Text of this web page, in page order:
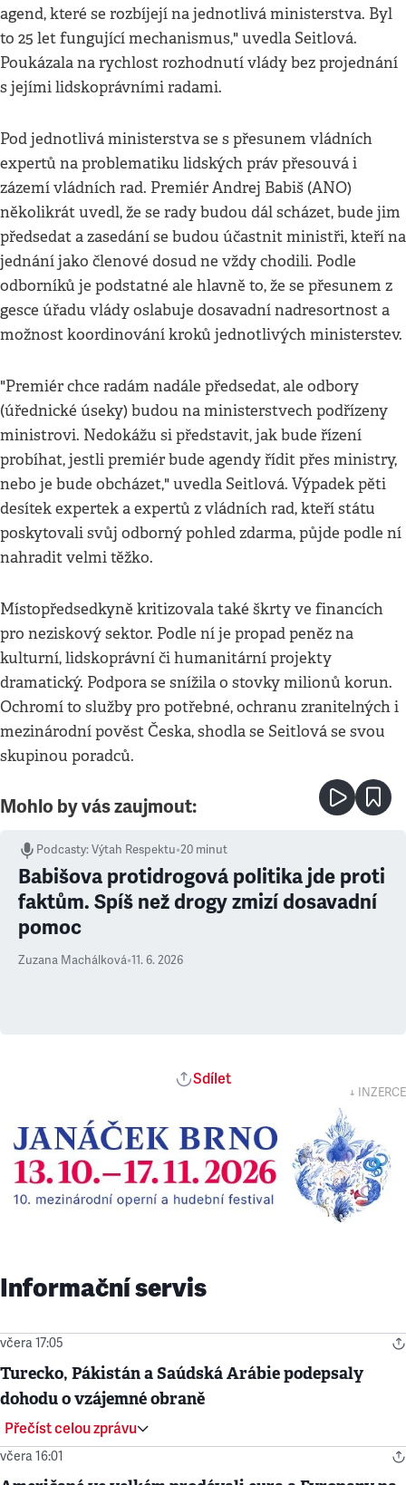
agend, které se rozbíjejí na jednotlivá ministerstva. Byl
to 25 let fungující mechanismus," uvedla Seitlová.
Poukázala na rychlost rozhodnutí vlády bez projednání
s jejími lidskoprávními radami.
Pod jednotlivá ministerstva se s přesunem vládních
expertů na problematiku lidských práv přesouvá i
zázemí vládních rad. Premiér Andrej Babiš (ANO)
několikrát uvedl, že se rady budou dál scházet, bude jim
předsedat a zasedání se budou účastnit ministři, kteří na
jednání jako členové dosud ne vždy chodili. Podle
odborníků je podstatné ale hlavně to, že se přesunem z
gesce úřadu vlády oslabuje dosavadní nadresortnost a
možnost koordinování kroků jednotlivých ministerstev.
"Premiér chce radám nadále předsedat, ale odbory
(úřednické úseky) budou na ministerstvech podřízeny
ministrovi. Nedokážu si představit, jak bude řízení
probíhat, jestli premiér bude agendy řídit přes ministry,
nebo je bude obcházet," uvedla Seitlová. Výpadek pěti
desítek expertek a expertů z vládních rad, kteří státu
poskytovali svůj odborný pohled zdarma, půjde podle ní
nahradit velmi těžko.
Místopředsedkyně kritizovala také škrty ve financích
pro neziskový sektor. Podle ní je propad peněz na
kulturní, lidskoprávní či humanitární projekty
dramatický. Podpora se snížila o stovky milionů korun.
Ochromí to služby pro potřebné, ochranu zranitelných i
mezinárodní pověst Česka, shodla se Seitlová se svou
skupinou poradců.
Mohlo by vás zaujmout:
Podcasty:Výtah Respektu•20 minut
Babišova protidrogová politika jde proti
faktům. Spíš než drogy zmizí dosavadní
pomoc
Zuzana Machálková•11. 6. 2026
Sdílet
↓ INZERCE
Informační servis
včera 17:05
Turecko, Pákistán a Saúdská Arábie podepsaly
dohodu o vzájemné obraně
Přečíst celou zprávu
včera 16:01